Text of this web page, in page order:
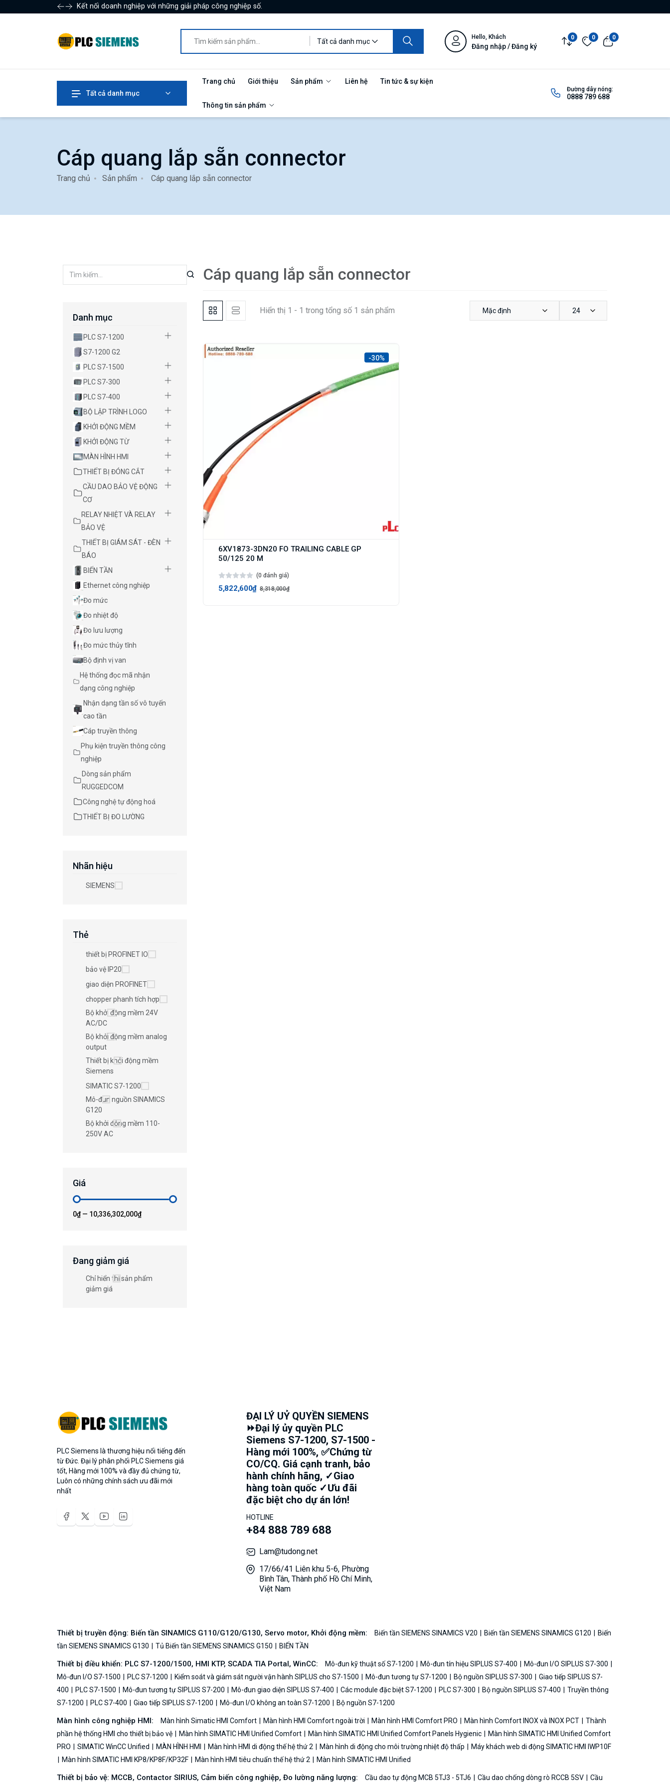
Kết nối doanh nghiệp với những giải pháp công nghiệp số.
Tất cả danh mục
Hello, Khách
Đăng nhập / Đăng ký
0 0 0
Tất cả danh mục
Trang chủ Giới thiệu Sản phẩm Liên hệ Tin tức & sự kiện
Thông tin sản phẩm
Đường dây nóng:
0888 789 688
Cáp quang lắp sẵn connector
Trang chủ Sản phẩm Cáp quang lắp sẵn connector
Danh mục
PLC S7-1200
S7-1200 G2
PLC S7-1500
PLC S7-300
PLC S7-400
BỘ LẬP TRÌNH LOGO
KHỞI ĐỘNG MỀM
KHỞI ĐỘNG TỪ
MÀN HÌNH HMI
THIẾT BỊ ĐÓNG CẮT
CẦU DAO BẢO VỆ ĐỘNG
CƠ
RELAY NHIỆT VÀ RELAY
BẢO VỆ
THIẾT BỊ GIÁM SÁT - ĐÈN
BÁO
BIẾN TẦN
Ethernet công nghiệp
Đo mức
Đo nhiệt độ
Đo lưu lượng
Đo mức thủy tĩnh
Bộ định vị van
Hệ thống đọc mã nhận
dạng công nghiệp
Nhận dạng tần số vô tuyến
cao tần
Cáp truyền thông
Phụ kiện truyền thông công
nghiệp
Dòng sản phẩm
RUGGEDCOM
Công nghệ tự động hoá
THIẾT BỊ ĐO LƯỜNG
Nhãn hiệu
SIEMENS
Thẻ
thiết bị PROFINET IO
bảo vệ IP20
giao diện PROFINET
chopper phanh tích hợp
Bộ khởi động mềm 24V
AC/DC
Bộ khởi động mềm analog
output
Thiết bị khởi động mềm
Siemens
SIMATIC S7-1200
Mô-đun nguồn SINAMICS
G120
Bộ khởi động mềm 110-
250V AC
Giá
0₫— 10,336,302,000₫
Đang giảm giá
Chỉ hiển thị sản phẩm
giảm giá
Cáp quang lắp sẵn connector
Hiển thị 1 - 1 trong tổng số 1 sản phẩm Mặc định 24
-30%
6XV1873-3DN20 FO TRAILING CABLE GP
50/125 20 M
(0 đánh giá)
5,822,600₫ 8,318,000₫
PLC Siemens là thương hiệu nổi tiếng đến
từ Đức. Đại lý phân phối PLC Siemens giá
tốt, Hàng mới 100% và đầy đủ chứng từ,
Luôn có những chính sách ưu đãi mới
nhất
ĐẠI LÝ UỶ QUYỀN SIEMENS
⏩Đại lý ủy quyền PLC
Siemens S7-1200, S7-1500 -
Hàng mới 100%, ✅Chứng từ
CO/CQ. Giá cạnh tranh, bảo
hành chính hãng, ✓Giao
hàng toàn quốc ✓Ưu đãi
đặc biệt cho dự án lớn!
HOTLINE
+84 888 789 688
Lam@tudong.net
17/66/41 Liên khu 5-6, Phường
Bình Tân, Thành phố Hồ Chí Minh,
Việt Nam
Thiết bị truyền động: Biến tần SINAMICS G110/G120/G130, Servo motor, Khởi động mềm: Biến tần SIEMENS SINAMICS V20 Biến tần SIEMENS SINAMICS G120
Biến
tần SIEMENS SINAMICS G130
Tủ Biến tần SIEMENS SINAMICS G150 BIẾN TẦN
Thiết bị điều khiển: PLC S7-1200/1500, HMI KTP, SCADA TIA Portal, WinCC: Mô-đun kỹ thuật số S7-1200 Mô-đun tín hiệu SIPLUS S7-400
Mô-đun I/O SIPLUS S7-300
Mô-đun I/O S7-1500
PLC S7-1200 Kiểm soát và giám sát người vận hành SIPLUS cho S7-1500 Mô-đun tương tự S7-1200 Bộ nguồn SIPLUS S7-300
Giao tiếp SIPLUS S7-
400
PLC S7-1500 Mô-đun tương tự SIPLUS S7-200 Mô-đun giao diện SIPLUS S7-400 Các module đặc biệt S7-1200 PLC S7-300 Bộ nguồn SIPLUS S7-400
Truyền thông
S7-1200
PLC S7-400 Giao tiếp SIPLUS S7-1200 Mô-đun I/O không an toàn S7-1200 Bộ nguồn S7-1200
Màn hình công nghiệp HMI: Màn hình Simatic HMI Comfort Màn hình HMI Comfort ngoài trời Màn hình HMI Comfort PRO Màn hình Comfort INOX và INOX PCT
Thành
phần hệ thống HMI cho thiết bị bảo vệ
Màn hình SIMATIC HMI Unified Comfort Màn hình SIMATIC HMI Unified Comfort Panels Hygienic
Màn hình SIMATIC HMI Unified Comfort
PRO
SIMATIC WinCC Unified MÀN HÌNH HMI Màn hình HMI di động thế hệ thứ 2 Màn hình di động cho môi trường nhiệt độ thấp
Máy khách web di động SIMATIC HMI IWP10F
Màn hình SIMATIC HMI KP8/KP8F/KP32F
Màn hình HMI tiêu chuẩn thế hệ thứ 2 Màn hình SIMATIC HMI Unified
Thiết bị bảo vệ: MCCB, Contactor SIRIUS, Cảm biến công nghiệp, Đo lường năng lượng: Cầu dao tự động MCB 5TJ3 - 5TJ6 Cầu dao chống dòng rò RCCB 5SV
Cầu